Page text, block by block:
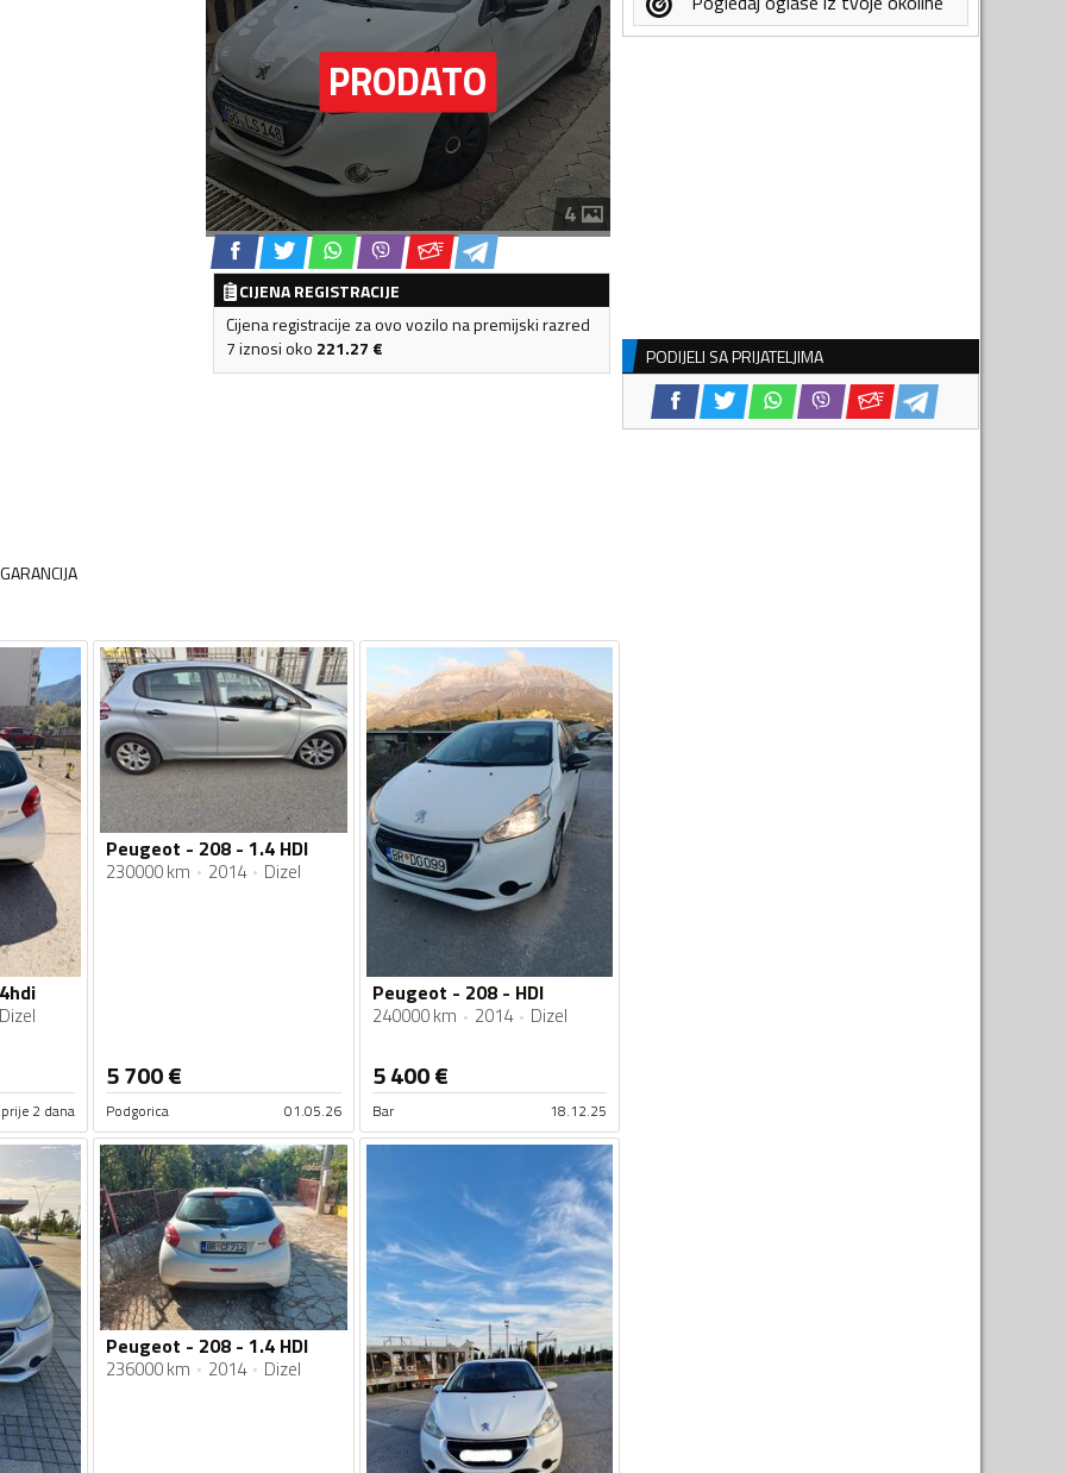
4
CIJENA REGISTRACIJE
Cijena registracije za ovo vozilo na premijski razred
7 iznosi oko 221.27 €
prije 2 dana
Peugeot - 208 - 1.4 HDI
230000 km 2014 Dizel
5 700€
Podgorica 01.05.26
Peugeot - 208 - HDI
240000 km 2014 Dizel
5 400€
Bar 18.12.25
Peugeot - 208 - 1.4 HDI
236000 km 2014 Dizel
PODIJELI SA PRIJATELJIMA